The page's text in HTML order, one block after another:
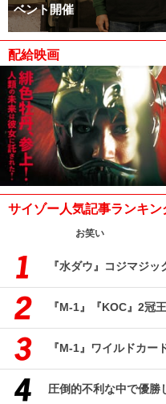
ベント開催
配給映画
サイゾー人気記事ランキン
お笑い
『水ダウ』コジマジッ
『M-1』『KOC』2冠
『M-1』ワイルドカー
圧倒的不利な中で優勝